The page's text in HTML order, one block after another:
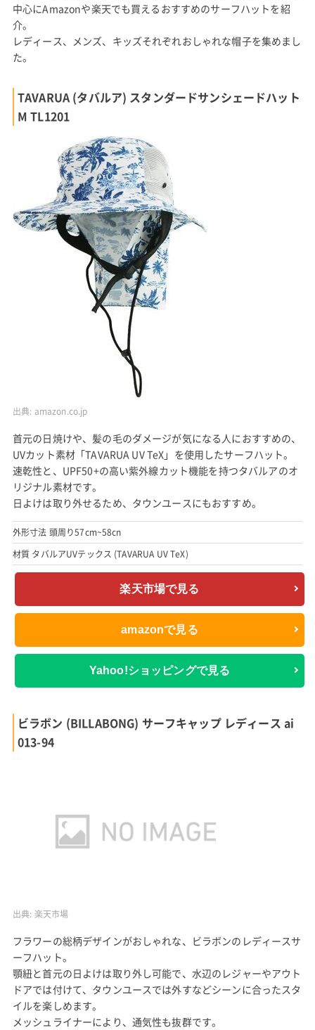
中心にAmazonや楽天でも買えるおすすめのサーフハットを紹
介。
レディース、メンズ、キッズそれぞれおしゃれな帽子を集めまし
た。
TAVARUA (タバルア) スタンダードサンシェードハット
M TL1201
出典: amazon.co.jp
首元の日焼けや、髪の毛のダメージが気になる人におすすめの、
UVカット素材「TAVARUA UV TeX」を使用したサーフハット。
速乾性と、UPF50+の高い紫外線カット機能を持つタバルアのオ
リジナル素材です。
日よけは取り外せるため、タウンユースにもおすすめ。
外形寸法 頭周り57cm~58cn
材質 タバルアUVテックス (TAVARUA UV TeX)
楽天市場で見る
amazonで見る
Yahoo!ショッピングで見る
ビラボン (BILLABONG) サーフキャップ レディース ai
013-94
出典: 楽天市場
フラワーの総柄デザインがおしゃれな、ビラボンのレディースサ
ーフハット。
顎紐と首元の日よけは取り外し可能で、水辺のレジャーやアウト
ドアでは付けて、タウンユースでは外すなどシーンに合ったスタ
イルを楽しめます。
メッシュライナーにより、通気性も抜群です。